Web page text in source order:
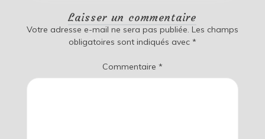
Laisser un commentaire
Votre adresse e-mail ne sera pas publiée. Les champs
obligatoires sont indiqués avec *
Commentaire *